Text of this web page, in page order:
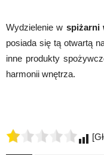
Wydzielenie w spiżarni
posiada się tą otwartą
inne produkty
harmonii wnętrza.